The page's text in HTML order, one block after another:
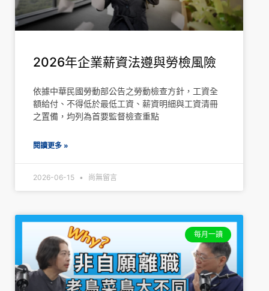
2026年企業薪資法遵與勞檢風險
依據中華民國勞動部公告之勞動檢查方針，工資全
額給付、不得低於最低工資、薪資明細與工資清冊
之置備，均列為首要監督檢查重點
閱讀更多 »
2026-06-15 尚無留言
每月一讀